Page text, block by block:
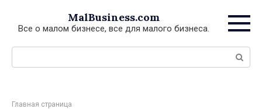
контенту
MalBusiness.com
Все о малом бизнесе, все для малого бизнеса.
Поиск:
Главная страница